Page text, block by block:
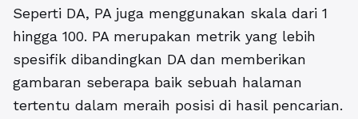
Seperti DA, PA juga menggunakan skala dari 1
hingga 100. PA merupakan metrik yang lebih
spesifik dibandingkan DA dan memberikan
gambaran seberapa baik sebuah halaman
tertentu dalam meraih posisi di hasil pencarian.